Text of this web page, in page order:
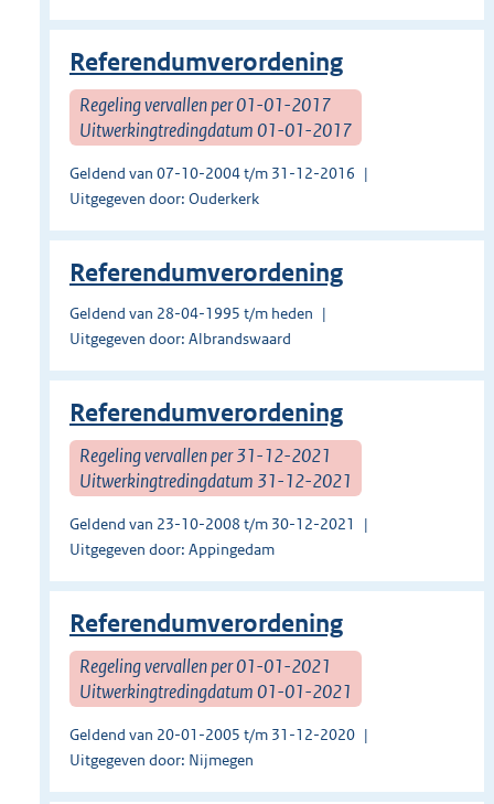
Referendumverordening
Regeling vervallen per 01-01-2017
Uitwerkingtredingdatum 01-01-2017
Geldend van 07-10-2004 t/m 31-12-2016
Uitgegeven door: Ouderkerk
Referendumverordening
Geldend van 28-04-1995 t/m heden
Uitgegeven door: Albrandswaard
Referendumverordening
Regeling vervallen per 31-12-2021
Uitwerkingtredingdatum 31-12-2021
Geldend van 23-10-2008 t/m 30-12-2021
Uitgegeven door: Appingedam
Referendumverordening
Regeling vervallen per 01-01-2021
Uitwerkingtredingdatum 01-01-2021
Geldend van 20-01-2005 t/m 31-12-2020
Uitgegeven door: Nijmegen